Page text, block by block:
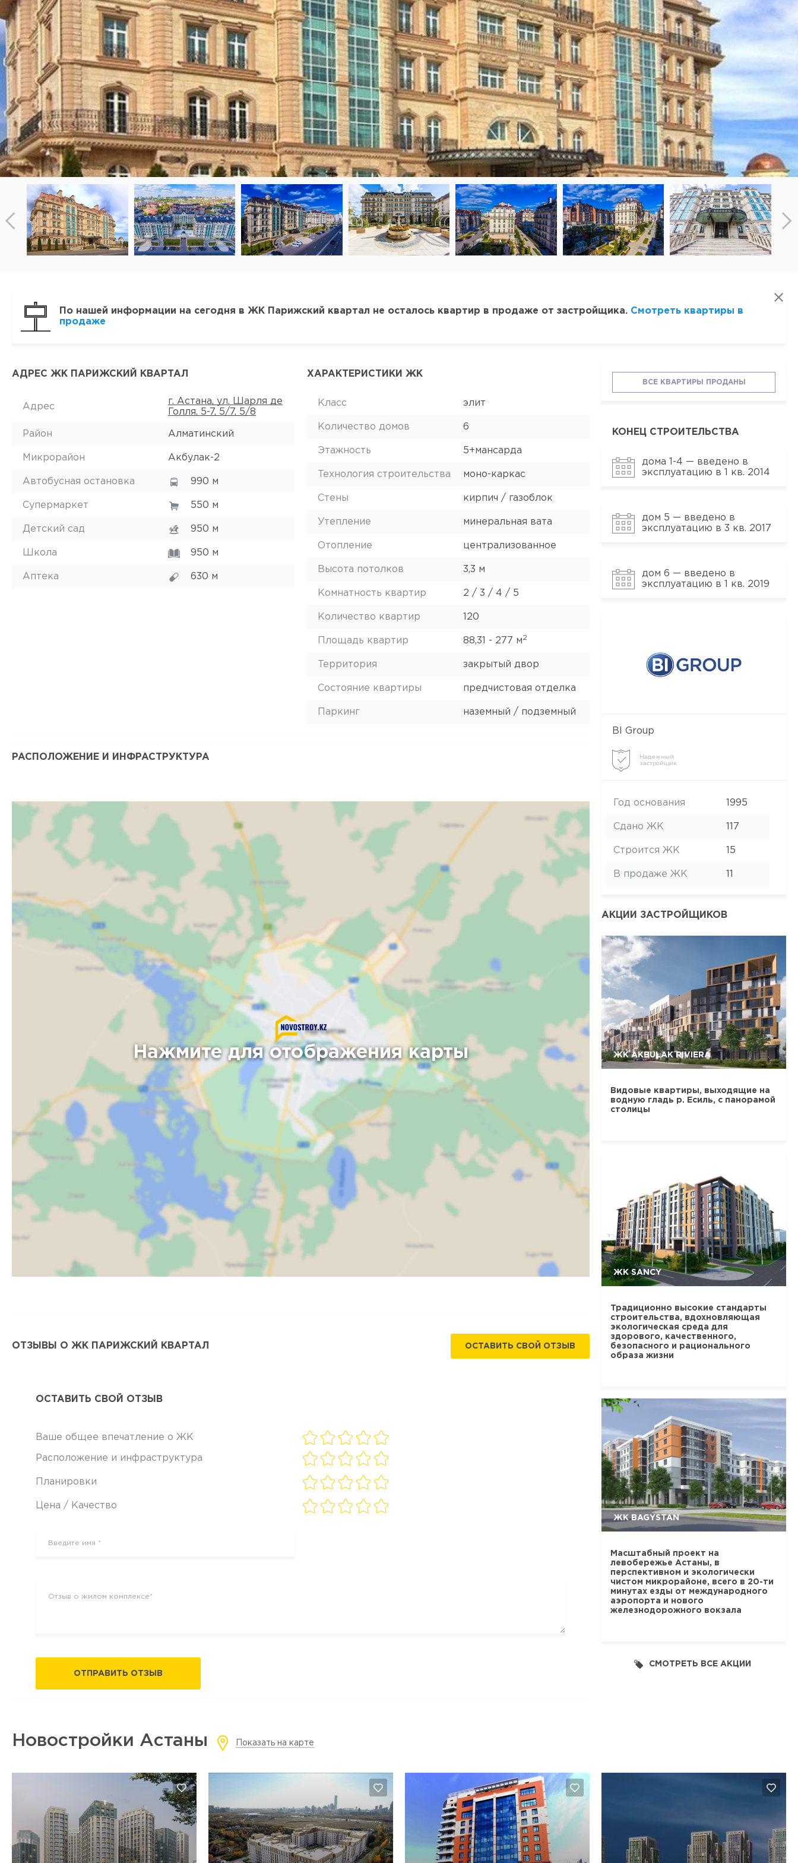
По нашей информации на сегодня в ЖК Парижский квартал не осталось квартир в продаже от застройщика. Смотреть квартиры в
продаже
АДРЕС ЖК ПАРИЖСКИЙ КВАРТАЛ
Адрес
г. Астана, ул. Шарля де
Голля, 5-7, 5/7, 5/8
Район Алматинский
Микрорайон Акбулак-2
Автобусная остановка 990 м
Супермаркет 550 м
Детский сад 950 м
Школа 950 м
Аптека 630 м
ХАРАКТЕРИСТИКИ ЖК
Класс элит
Количество домов 6
Этажность 5+мансарда
Технология строительства моно-каркас
Стены кирпич / газоблок
Утепление минеральная вата
Отопление централизованное
Высота потолков 3,3 м
Комнатность квартир 2 / 3 / 4 / 5
Количество квартир 120
Площадь квартир 88,31 - 277 м2
Территория закрытый двор
Состояние квартиры предчистовая отделка
Паркинг наземный / подземный
РАСПОЛОЖЕНИЕ И ИНФРАСТРУКТУРА
Нажмите для отображения карты
Карта Спутник
ОТЗЫВЫ О ЖК ПАРИЖСКИЙ КВАРТАЛ ОСТАВИТЬ СВОЙ ОТЗЫВ
ОСТАВИТЬ СВОЙ ОТЗЫВ
Ваше общее впечатление о ЖК
Расположение и инфраструктура
Планировки
Цена / Качество
ОТПРАВИТЬ ОТЗЫВ
ВСЕ КВАРТИРЫ ПРОДАНЫ
КОНЕЦ СТРОИТЕЛЬСТВА
дома 1-4 — введено в
эксплуатацию в 1 кв. 2014
дом 5 — введено в
эксплуатацию в 3 кв. 2017
дом 6 — введено в
эксплуатацию в 1 кв. 2019
BI Group
Надежный
застройщик
Год основания 1995
Сдано ЖК 117
Строится ЖК 15
В продаже ЖК
АКЦИИ ЗАСТРОЙЩИКОВ
ЖК AKBULAK RIVIERA
Видовые квартиры, выходящие на
водную гладь р. Есиль, с панорамой
столицы
ЖК SANCY
Традиционно высокие стандарты
строительства, вдохновляющая
экологическая среда для
здорового, качественного,
безопасного и рационального
образа жизни
ЖК BAGYSTAN
Масштабный проект на
левобережье Астаны, в
перспективном и экологически
чистом микрорайоне, всего в 20-ти
минутах езды от международного
аэропорта и нового
железнодорожного вокзала
СМОТРЕТЬ ВСЕ АКЦИИ
Новостройки Астаны Показать на карте